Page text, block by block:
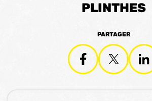
PLINTHES
PARTAGER